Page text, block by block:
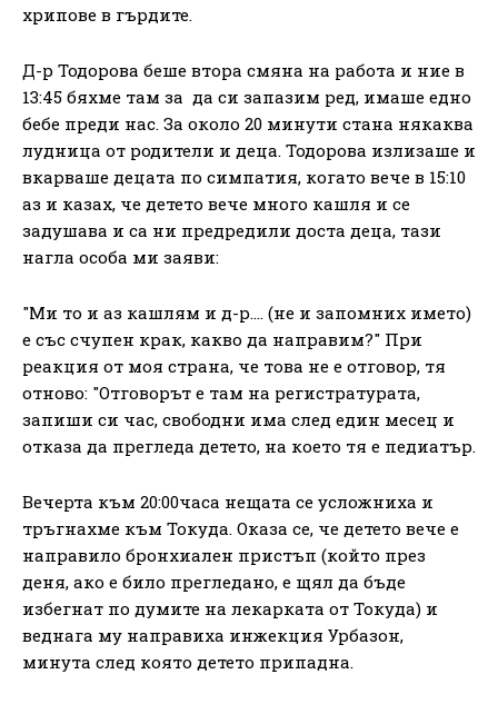
хрипове в гърдите.
Д-р Тодорова беше втора смяна на работа и ние в
13:45 бяхме там за да си запазим ред, имаше едно
бебе преди нас. За около 20 минути стана някаква
лудница от родители и деца. Тодорова излизаше и
вкарваше децата по симпатия, когато вече в 15:10
аз и казах, че детето вече много кашля и се
задушава и са ни предредили доста деца, тази
нагла особа ми заяви:
"Ми то и аз кашлям и д-р…. (не и запомних името)
е със счупен крак, какво да направим?" При
реакция от моя страна, че това не е отговор, тя
отново: "Отговорът е там на регистратурата,
запиши си час, свободни има след един месец и
отказа да прегледа детето, на което тя е педиатър.
Вечерта към 20:00часа нещата се усложниха и
тръгнахме към Токуда. Оказа се, че детето вече е
направило бронхиален пристъп (който през
деня, ако е било прегледано, е щял да бъде
избегнат по думите на лекарката от Токуда) и
веднага му направиха инжекция Урбазон,
минута след която детето припадна.